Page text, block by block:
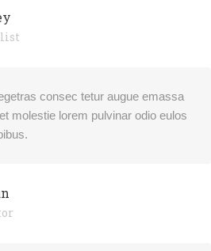
consec tetur augue emassa
molestie lorem pulvinar odio eulos